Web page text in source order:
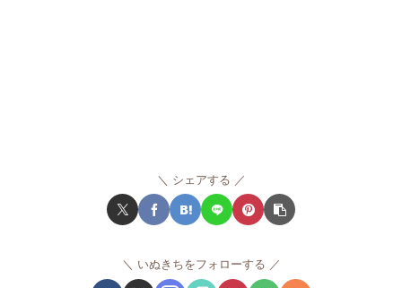
シェアする
いぬきちをフォローする